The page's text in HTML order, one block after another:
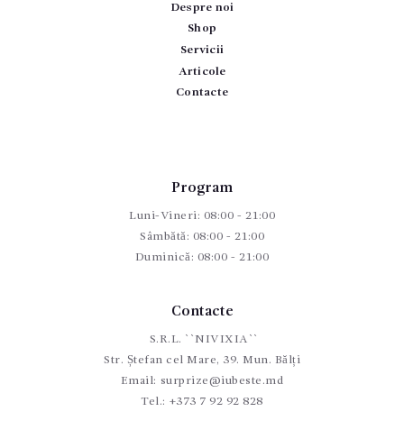
Despre noi
Shop
Servicii
Articole
Contacte
Program
Luni-Vineri: 08:00 - 21:00
Sâmbătă: 08:00 - 21:00
Duminică: 08:00 - 21:00
Contacte
S.R.L. ``NIVIXIA``
Str. Ștefan cel Mare, 39. Mun. Bălți
Email: surprize@iubeste.md
Tel.: +373 7 92 92 828